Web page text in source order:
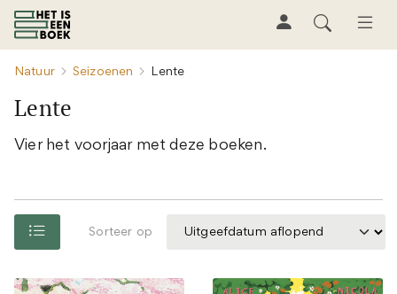
Natuur Seizoenen Lente
Lente
Vier het voorjaar met deze boeken.
Sorteer op